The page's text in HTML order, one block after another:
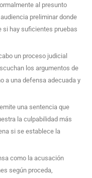
al presunto
preliminar donde
si hay suficientes pruebas
un proceso judicial
los argumentos de
a una defensa adecuada y
una sentencia que
la culpabilidad más
si se establece la
como la acusación
según proceda,